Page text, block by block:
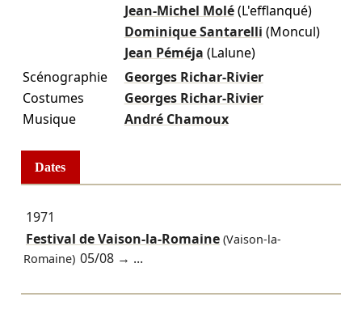
Jean-Michel Molé (L'efflanqué)
Dominique Santarelli (Moncul)
Jean Péméja (Lalune)
Scénographie
Georges Richar-Rivier
Costumes
Georges Richar-Rivier
Musique
André Chamoux
Dates
1971
Festival de Vaison-la-Romaine(Vaison-la-
Romaine) 05/08 → ...